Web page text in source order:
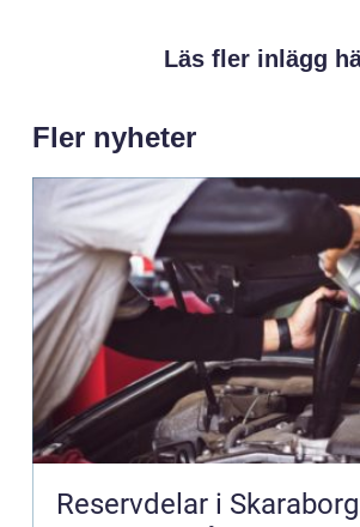
Läs fler inlägg
Fler nyheter
Reservdelar i